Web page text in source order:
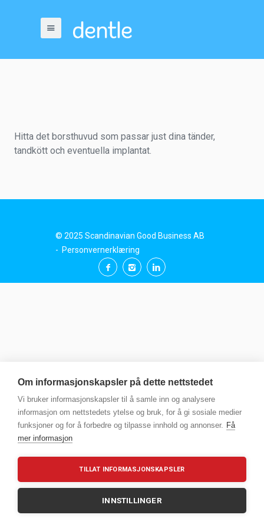
Hitta det borsthuvud som passar just dina tänder,
tandkött och eventuella implantat.
© 2025 Scandinavian Good Business AB
- Personvernerklæring
Om informasjonskapsler på dette nettstedet
Vi bruker informasjonskapsler til å samle inn og analysere
informasjon om nettstedets ytelse og bruk, for å gi sosiale medier
funksjoner og for å forbedre og tilpasse innhold og annonser. Få
mer informasjon
TILLAT INFORMASJONSKAPSLER
INNSTILLINGER